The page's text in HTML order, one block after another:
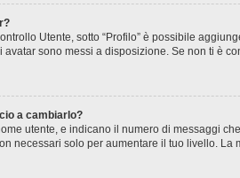
Utente, sotto “Profilo” è possibile
sono messi a disposizione. Se non ti è
a cambiarlo?
utente, e indicano il numero di messaggi
necessari solo per aumentare il tuo livello.